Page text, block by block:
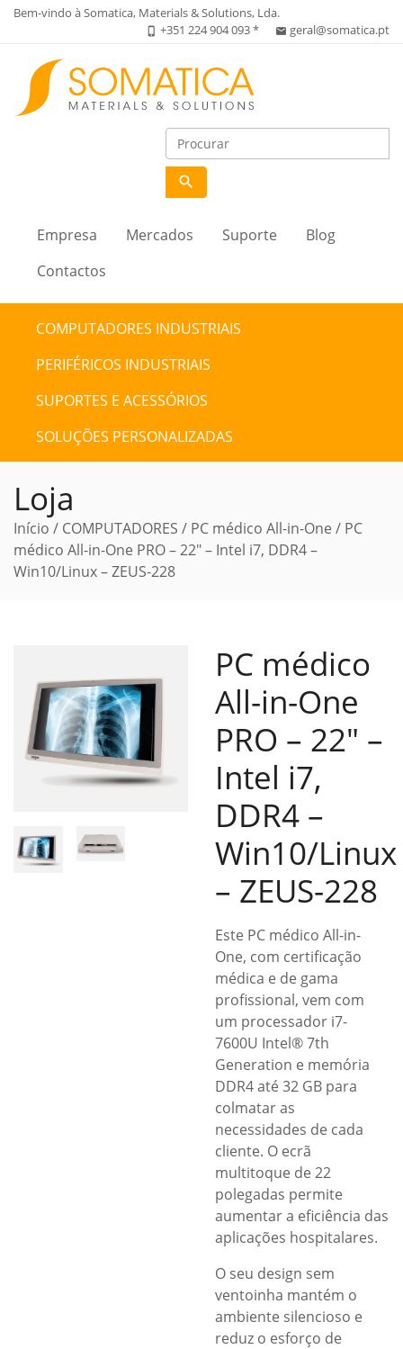
Bem-vindo à Somatica, Materials & Solutions, Lda.
phone_iphone +351 224 904 093 * email geral@somatica.pt
search
Empresa Mercados Suporte
Blog
Contactos
COMPUTADORES INDUSTRIAIS
PERIFÉRICOS INDUSTRIAIS
SUPORTES E ACESSÓRIOS
SOLUÇÕES PERSONALIZADAS
Loja
Início / COMPUTADORES / PC médico All-in-One / PC
médico All-in-One PRO – 22″ – Intel i7, DDR4 –
Win10/Linux – ZEUS-228
PC médico
All-in-One
PRO – 22″ –
Intel i7,
DDR4 –
Win10/Linux
– ZEUS-228
Este PC médico All-in-
One, com certificação
médica e de gama
profissional, vem com
um processador i7-
7600U Intel® 7th
Generation e memória
DDR4 até 32 GB para
colmatar as
necessidades de cada
cliente. O ecrã
multitoque de 22
polegadas permite
aumentar a eficiência das
aplicações hospitalares.
O seu design sem
ventoinha mantém o
ambiente silencioso e
reduz o esforço de